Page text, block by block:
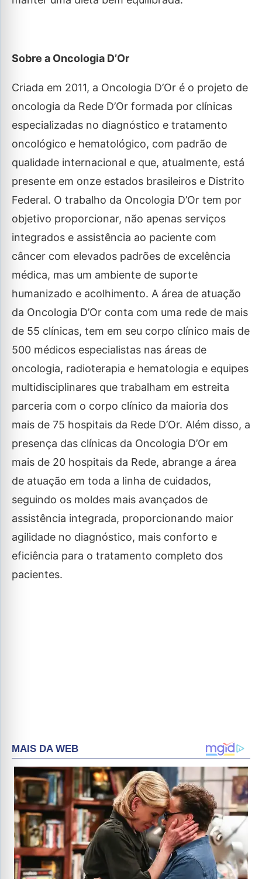
Sobre a Oncologia D’Or
Criada em 2011, a Oncologia D’Or é o projeto de
oncologia da Rede D’Or formada por clínicas
especializadas no diagnóstico e tratamento
oncológico e hematológico, com padrão de
qualidade internacional e que, atualmente, está
presente em onze estados brasileiros e Distrito
Federal. O trabalho da Oncologia D’Or tem por
objetivo proporcionar, não apenas serviços
integrados e assistência ao paciente com
câncer com elevados padrões de excelência
médica, mas um ambiente de suporte
humanizado e acolhimento. A área de atuação
da Oncologia D’Or conta com uma rede de mais
de 55 clínicas, tem em seu corpo clínico mais de
500 médicos especialistas nas áreas de
oncologia, radioterapia e hematologia e equipes
multidisciplinares que trabalham em estreita
parceria com o corpo clínico da maioria dos
mais de 75 hospitais da Rede D’Or. Além disso, a
presença das clínicas da Oncologia D’Or em
mais de 20 hospitais da Rede, abrange a área
de atuação em toda a linha de cuidados,
seguindo os moldes mais avançados de
assistência integrada, proporcionando maior
agilidade no diagnóstico, mais conforto e
eficiência para o tratamento completo dos
pacientes.